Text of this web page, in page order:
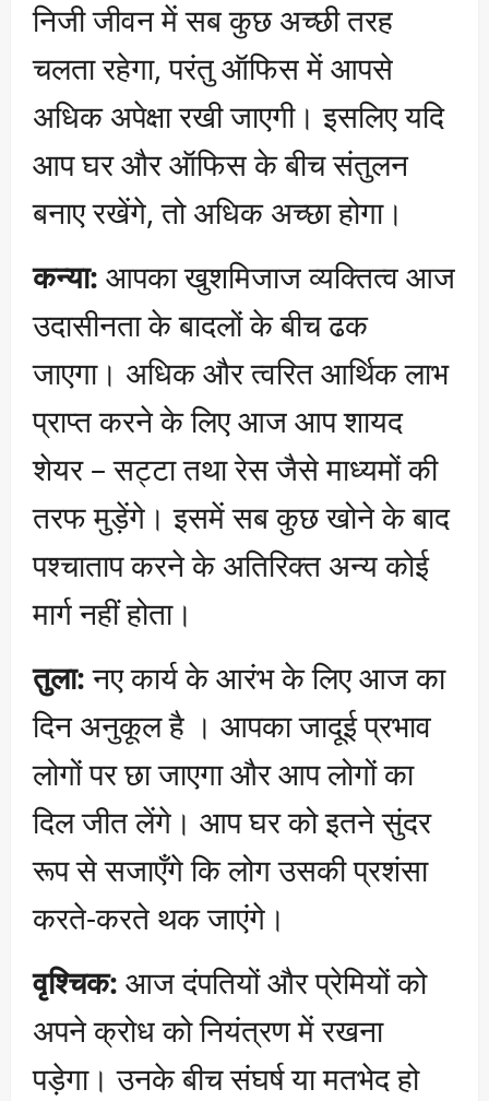
निजी जीवन में सब कुछ अच्छी तरह
चलता रहेगा, परंतु ऑफिस में आपसे
अधिक अपेक्षा रखी जाएगी। इसलिए यदि
आप घर और ऑफिस के बीच संतुलन
बनाए रखेंगे, तो अधिक अच्छा होगा।
कन्या: आपका खुशमिजाज व्यक्तित्व आज
उदासीनता के बादलों के बीच ढक
जाएगा। अधिक और त्वरित आर्थिक लाभ
प्राप्त करने के लिए आज आप शायद
शेयर – सट्टा तथा रेस जैसे माध्यमों की
तरफ मुड़ेंगे। इसमें सब कुछ खोने के बाद
पश्चाताप करने के अतिरिक्त अन्य कोई
मार्ग नहीं होता।
तुला:नए कार्य के आरंभ के लिए आज का
दिन अनुकूल है । आपका जादूई प्रभाव
लोगों पर छा जाएगा और आप लोगों का
दिल जीत लेंगे। आप घर को इतने सुंदर
रूप से सजाएँगे कि लोग उसकी प्रशंसा
करते-करते थक जाएंगे।
वृश्चिक: आज दंपतियों और प्रेमियों को
अपने क्रोध को नियंत्रण में रखना
पड़ेगा। उनके बीच संघर्ष या मतभेद हो